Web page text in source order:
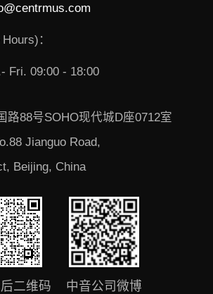
：
Fri. 09:00 - 18:00
路88号SOHO现代城D座0712室
Jianguo Road,
Beijing, China
二维码 中音公司微博